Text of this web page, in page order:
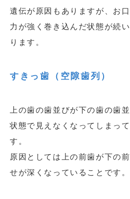
遺伝が原因もありますが、お
力が強く巻き込んだ状態が続
ります。
すきっ歯（空隙歯列）
上の歯の歯並びが下の歯の歯
状態で見えなくなってしまっ
す。
原因としては上の前歯が下の
せが深くなっていることです。